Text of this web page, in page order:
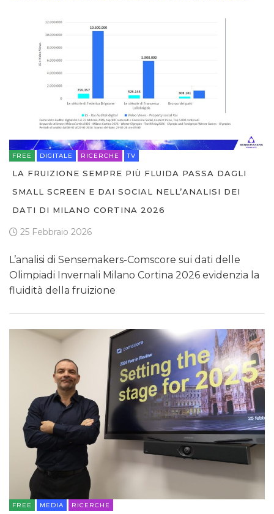
FREE DIGITALE RICERCHE TV
LA FRUIZIONE SEMPRE PIÙ FLUIDA PASSA DAGLI
SMALL SCREEN E DAI SOCIAL NELL’ANALISI DEI
DATI DI MILANO CORTINA 2026
25 Febbraio 2026
L’analisi di Sensemakers-Comscore sui dati delle
Olimpiadi Invernali Milano Cortina 2026 evidenzia la
fluidità della fruizione
FREE MEDIA RICERCHE